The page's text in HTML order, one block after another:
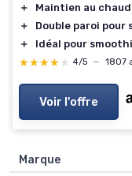
＋
Maintien au
＋
Double paroi pour
＋
Idéal pour
★★★★★
★★★★★ 4/5 — 1807
Voir l'offre
Marque